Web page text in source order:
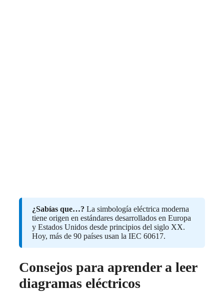
¿Sabías que…? La simbología eléctrica moderna
tiene origen en estándares desarrollados en Europa
y Estados Unidos desde principios del siglo XX.
Hoy, más de 90 países usan la IEC 60617.
Consejos para aprender a leer
diagramas eléctricos